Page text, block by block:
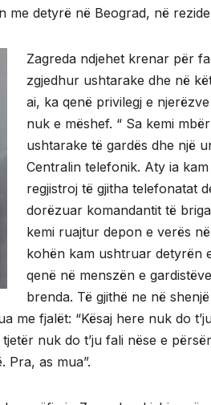
me detyrë në Beograd, në
Zagreda ndjehet krenar për
zgjedhur ushtarake dhe në
ai, ka qenë privilegj e
nuk e mëshef. “ Sa kemi
ushtarake të gardës dhe një
Centralin telefonik. Aty ia
regjistroj të gjitha telefonatat
dorëzuar komandantit të
kemi ruajtur depon e verës
kohën kam ushtruar detyrën
qenë në menszën e
brenda. Të gjithë ne në
me fjalët: “Kësaj here nuk do
nuk do t’ju fali nëse e
Pra, as mua”.